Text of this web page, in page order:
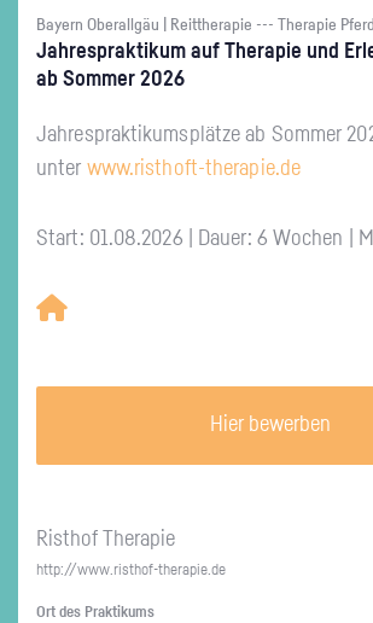
Bayern Oberallgäu | Reittherapie --- Therapie
Jah­resprak­ti­kum auf The­ra­pie und
ab Som­mer 2026
Jah­resprak­ti­kums­plät­ze ab Som­mer
unter www.​risthoft-​therapie.​de
Start: 01.08.2026 | Dauer: 6 Wochen |
Hier bewerben
Ris­t­hof The­ra­pie
http://​www.​risthof-​therapie.​de
Ort des Prak­ti­kums